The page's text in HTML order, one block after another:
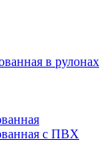
в рулонах
с ПВХ